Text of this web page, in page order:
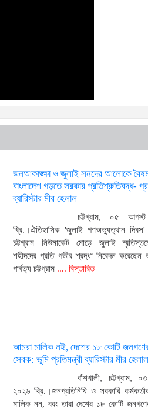
জনআকাঙ্ক্ষা ও জুলাই সনদের আলোকে
বাংলাদেশ গড়তে সরকার প্রতিশ্রুতিবদ্ধ-
ব্যারিস্টার মীর হেলাল
চট্টগ্রাম, ০৫
খ্রি.।ঐতিহাসিক 'জুলাই গণঅভ্যুত্থান দিবস'
চট্টগ্রাম নিউমার্কেট মোড়ে জুলাই
শহীদদের প্রতি গভীর শ্রদ্ধা নিবেদন করেছেন
পার্বত্য চট্টগ্রাম.... বিস্তারিত
আমরা মালিক নই, দেশের ১৮ কোটি
সেবক: ভূমি প্রতিমন্ত্রী ব্যারিস্টার মীর হেলাল
বাঁশখালী, চট্টগ্রাম,
২০২৬ খ্রি.।জনপ্রতিনিধি ও সরকারি
মালিক নন, বরং তারা দেশের ১৮ কোটি